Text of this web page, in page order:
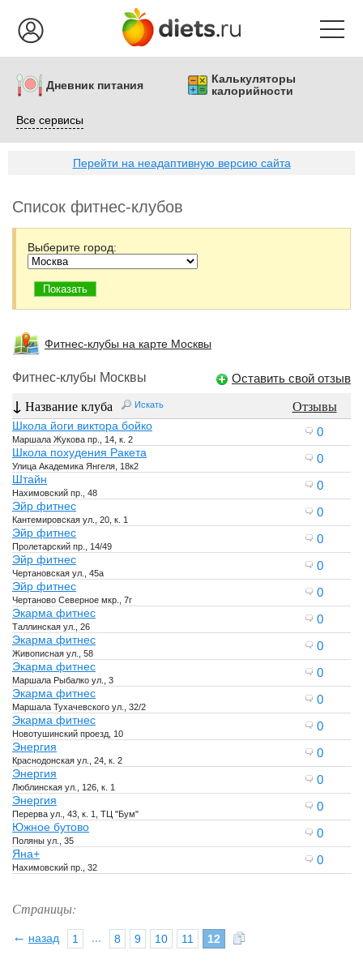
Дневник питания
Калькуляторы
калорийности
Все сервисы
Перейти на неадаптивную версию сайта
Список фитнес-клубов
Выберите город:
Фитнес-клубы на карте Москвы
Фитнес-клубы Москвы Оставить свой отзыв
↓ Название клуба Искать Отзывы
Школа йоги виктора бойко
Маршала Жукова пр., 14, к. 2
0
Школа похудения Ракета
Улица Академика Янгеля, 18к2
0
Штайн
Нахимовский пр., 48
0
Эйр фитнес
Кантемировская ул., 20, к. 1
0
Эйр фитнес
Пролетарский пр., 14/49
0
Эйр фитнес
Чертановская ул., 45а
0
Эйр фитнес
Чертаново Северное мкр., 7г
0
Экарма фитнес
Таллинская ул., 26
0
Экарма фитнес
Живописная ул., 58
0
Экарма фитнес
Маршала Рыбалко ул., 3
0
Экарма фитнес
Маршала Тухачевского ул., 32/2
0
Экарма фитнес
Новотушинский проезд, 10
0
Энергия
Краснодонская ул., 24, к. 2
0
Энергия
Люблинская ул., 126, к. 1
0
Энергия
Перерва ул., 43, к. 1, ТЦ "Бум"
0
Южное бутово
Поляны ул., 35
0
Яна+
Нахимовский пр., 32
0
Страницы:
назад
← 1 ... 8 9 10 11 12